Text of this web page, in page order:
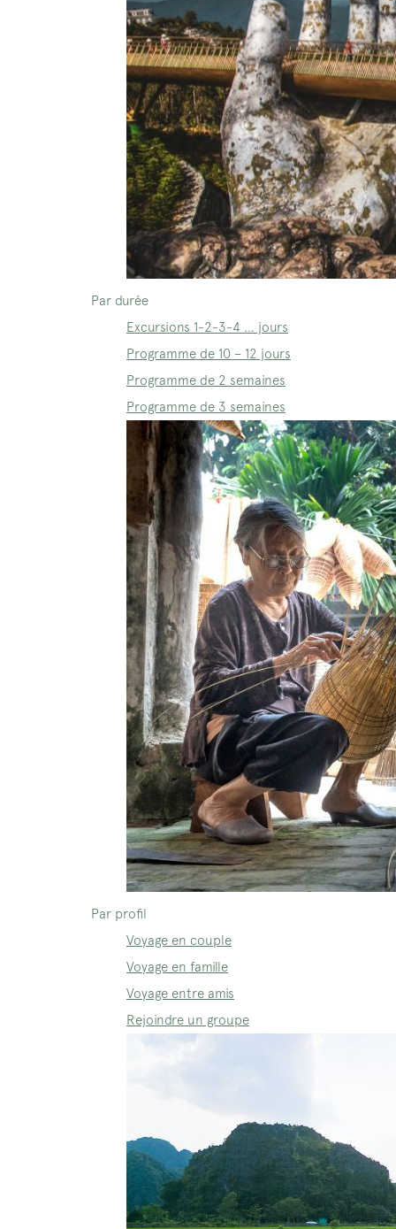
Par durée
Excursions 1-2-3-4 … jours
Programme de 10 – 12 jours
Programme de 2 semaines
Programme de 3 semaines
Par profil
Voyage en couple
Voyage en famille
Voyage entre amis
Rejoindre un groupe